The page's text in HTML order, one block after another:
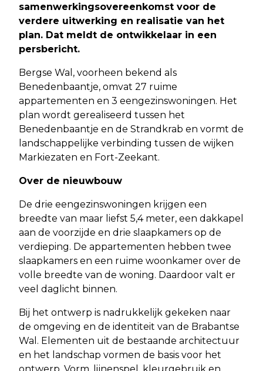
samenwerkingsovereenkomst voor de
verdere uitwerking en realisatie van het
plan. Dat meldt de ontwikkelaar in een
persbericht.
Bergse Wal, voorheen bekend als
Benedenbaantje, omvat 27 ruime
appartementen en 3 eengezinswoningen. Het
plan wordt gerealiseerd tussen het
Benedenbaantje en de Strandkrab en vormt de
landschappelijke verbinding tussen de wijken
Markiezaten en Fort-Zeekant.
Over de nieuwbouw
De drie eengezinswoningen krijgen een
breedte van maar liefst 5,4 meter, een dakkapel
aan de voorzijde en drie slaapkamers op de
verdieping. De appartementen hebben twee
slaapkamers en een ruime woonkamer over de
volle breedte van de woning. Daardoor valt er
veel daglicht binnen.
Bij het ontwerp is nadrukkelijk gekeken naar
de omgeving en de identiteit van de Brabantse
Wal. Elementen uit de bestaande architectuur
en het landschap vormen de basis voor het